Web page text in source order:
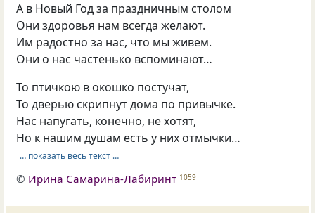
А в Новый Год за праздничным столом
Они здоровья нам всегда желают.
Им радостно за нас, что мы живем.
Они о нас частенько вспоминают…
То птичкою в окошко постучат,
То дверью скрипнут дома по привычке.
Нас напугать, конечно, не хотят,
Но к нашим душам есть у них отмычки…
… показать весь текст …
© Ирина Самарина-Лабиринт 1059